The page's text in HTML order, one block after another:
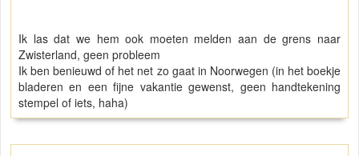
Ik las dat we hem ook moeten melden aan de grens naar
Zwisterland, geen probleem
Ik ben benieuwd of het net zo gaat in Noorwegen (in het boekje
bladeren en een fijne vakantie gewenst, geen handtekening
stempel of iets, haha)